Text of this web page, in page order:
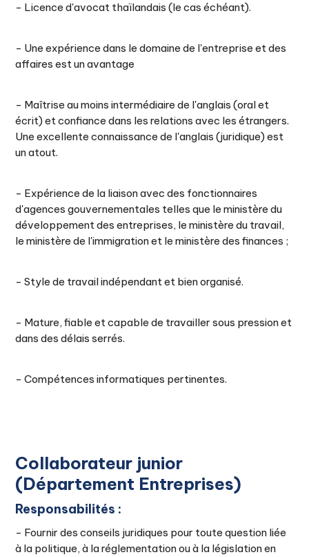
- Licence d'avocat thaïlandais (le cas échéant).
- Une expérience dans le domaine de l'entreprise et des
affaires est un avantage
- Maîtrise au moins intermédiaire de l'anglais (oral et
écrit) et confiance dans les relations avec les étrangers.
Une excellente connaissance de l'anglais (juridique) est
un atout.
- Expérience de la liaison avec des fonctionnaires
d'agences gouvernementales telles que le ministère du
développement des entreprises, le ministère du travail,
le ministère de l'immigration et le ministère des finances ;
- Style de travail indépendant et bien organisé.
- Mature, fiable et capable de travailler sous pression et
dans des délais serrés.
- Compétences informatiques pertinentes.
Collaborateur junior
(Département Entreprises)
Responsabilités :
- Fournir des conseils juridiques pour toute question liée
à la politique, à la réglementation ou à la législation en